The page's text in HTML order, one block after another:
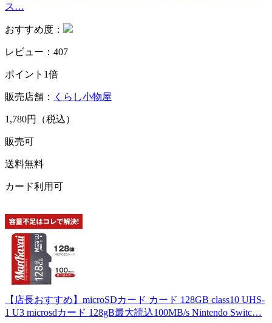
ス…
おすすめ度：
レビュー：407
ポイント1倍
販売店舗： くらし小物屋
1,780円（税込）
販売可
送料無料
カード利用可
【店長おすすめ】microSDカード カード 128GB class10 UHS-
1 U3 microsdカード 128gB最大読込100MB/s Nintendo Switc…